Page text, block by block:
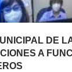
DE
A